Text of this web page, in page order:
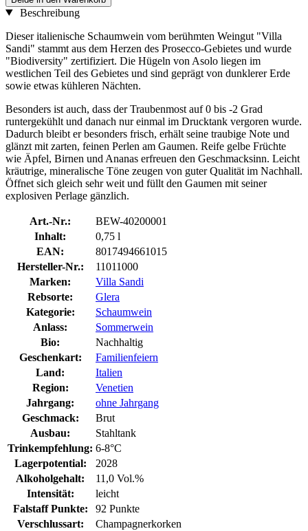
Beschreibung
Dieser italienische Schaumwein vom berühmten Weingut "Villa
Sandi" stammt aus dem Herzen des Prosecco-Gebietes und wurde
"Biodiversity" zertifiziert. Die Hügeln von Asolo liegen im
westlichen Teil des Gebietes und sind geprägt von dunklerer Erde
sowie etwas kühleren Nächten.
Besonders ist auch, dass der Traubenmost auf 0 bis -2 Grad
runtergekühlt und danach nur einmal im Drucktank vergoren wurde.
Dadurch bleibt er besonders frisch, erhält seine traubige Note und
glänzt mit zarten, feinen Perlen am Gaumen. Reife gelbe Früchte
wie Äpfel, Birnen und Ananas erfreuen den Geschmacksinn. Leicht
kräutrige, mineralische Töne zeugen von guter Qualität im Nachhall.
Öffnet sich gleich sehr weit und füllt den Gaumen mit seiner
explosiven Perlage gänzlich.
Art.-Nr.:
BEW-40200001
Inhalt:
0,75 l
EAN:
8017494661015
Hersteller-Nr.:
11011000
Marken:
Villa Sandi
Rebsorte:
Glera
Kategorie:
Schaumwein
Anlass:
Sommerwein
Bio:
Nachhaltig
Geschenkart:
Familienfeiern
Land:
Italien
Region:
Venetien
Jahrgang:
ohne Jahrgang
Geschmack:
Brut
Ausbau:
Stahltank
Trinkempfehlung: 6-8°C
Lagerpotential:
2028
Alkoholgehalt:
11,0 Vol.%
Intensität:
leicht
Falstaff Punkte:
92 Punkte
Verschlussart:
Champagnerkorken